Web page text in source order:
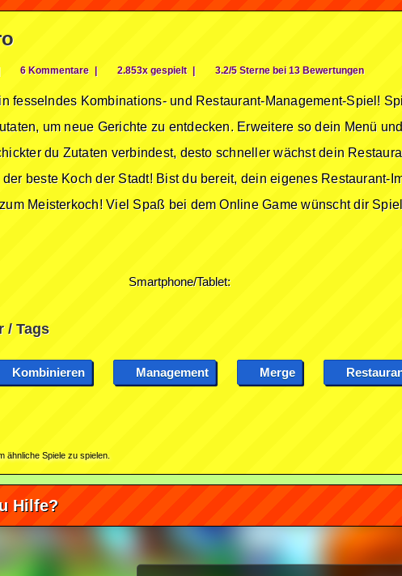
| 6 Kommentare | 2.853x gespielt | 3.2/5 Sterne bei 13 Bewertungen
fesselndes Kombinations- und Restaurant-Management-Spiel!
um neue Gerichte zu entdecken. Erweitere so dein Menü
du Zutaten verbindest, desto schneller wächst dein
beste Koch der Stadt! Bist du bereit, dein eigenes Restaurant-
Meisterkoch! Viel Spaß bei dem Online Game wünscht dir
Smartphone/Tablet:
/ Tags
Kombinieren Management Merge
ähnliche Spiele zu spielen.
Hilfe?